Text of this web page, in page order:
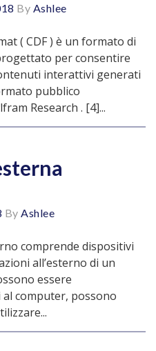
By Ashlee
( CDF ) è un formato di
per consentire
interattivi generati
pubblico
Research . [4]...
By Ashlee
comprende dispositivi
all’esterno di un
essere
computer, possono